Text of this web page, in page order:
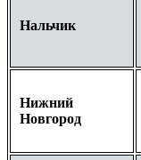
Нальчик
Нижний
Новгород